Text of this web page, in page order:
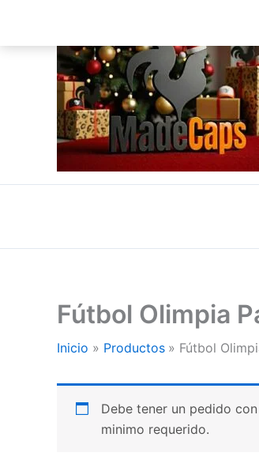
contenido
Fútbol Olimpia
Inicio Productos Fútbol
Debe tener un pedido
minimo requerido.